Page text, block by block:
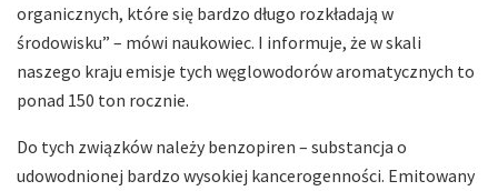
organicznych, które się bardzo długo rozkładają w
środowisku” – mówi naukowiec. I informuje, że w skali
naszego kraju emisje tych węglowodorów aromatycznych to
ponad 150 ton rocznie.
Do tych związków należy benzopiren – substancja o
udowodnionej bardzo wysokiej kancerogenności. Emitowany